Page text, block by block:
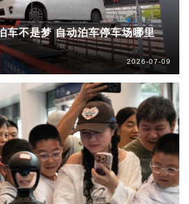
车不是梦 自动泊车停车场哪里
2026-07-09